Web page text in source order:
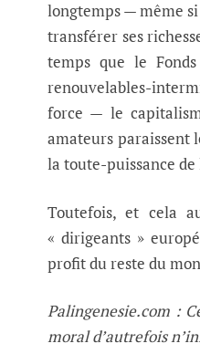
longtemps — même
transférer ses
temps que le
renouvelables-
force — le
amateurs paraissent
la toute-puissance
Toutefois, et cela
« dirigeants »
profit du reste du
Palingenesie.com :
moral d’autrefois